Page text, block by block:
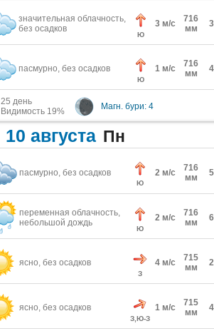
значительная облачность,
без осадков
Ю
3 м/с
716
мм
пасмурно, без осадков
Ю
1 м/с
716
мм
25 день
Видимость 19%
Магн. бури: 4
10 августа Пн
пасмурно, без осадков
Ю
2 м/с
716
мм
переменная облачность,
небольшой дождь
Ю
2 м/с
716
мм
ясно, без осадков
З
4 м/с
715
мм
ясно, без осадков
З,Ю-З
1 м/с
715
мм